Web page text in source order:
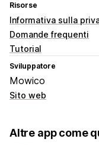
Risorse
Informativa sulla
Domande frequenti
Tutorial
Sviluppatore
Mowico
Sito web
Altre app come